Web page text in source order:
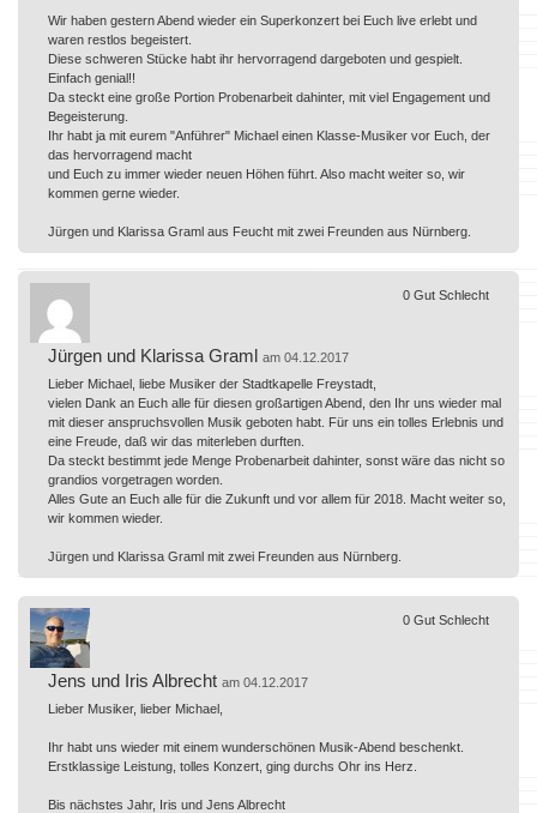
Wir haben gestern Abend wieder ein Superkonzert bei Euch live erlebt und
waren restlos begeistert.
Diese schweren Stücke habt ihr hervorragend dargeboten und gespielt.
Einfach genial!!
Da steckt eine große Portion Probenarbeit dahinter, mit viel Engagement und
Begeisterung.
Ihr habt ja mit eurem "Anführer" Michael einen Klasse-Musiker vor Euch, der
das hervorragend macht
und Euch zu immer wieder neuen Höhen führt. Also macht weiter so, wir
kommen gerne wieder.
Jürgen und Klarissa Graml aus Feucht mit zwei Freunden aus Nürnberg.
Jürgen und Klarissa Graml am 04.12.2017
Lieber Michael, liebe Musiker der Stadtkapelle Freystadt,
vielen Dank an Euch alle für diesen großartigen Abend, den Ihr uns wieder mal
mit dieser anspruchsvollen Musik geboten habt. Für uns ein tolles Erlebnis und
eine Freude, daß wir das miterleben durften.
Da steckt bestimmt jede Menge Probenarbeit dahinter, sonst wäre das nicht so
grandios vorgetragen worden.
Alles Gute an Euch alle für die Zukunft und vor allem für 2018. Macht weiter so,
wir kommen wieder.
Jürgen und Klarissa Graml mit zwei Freunden aus Nürnberg.
0 Gut Schlecht
Jens und Iris Albrecht am 04.12.2017
Lieber Musiker, lieber Michael,
Ihr habt uns wieder mit einem wunderschönen Musik-Abend beschenkt.
Erstklassige Leistung, tolles Konzert, ging durchs Ohr ins Herz.
Bis nächstes Jahr, Iris und Jens Albrecht
0 Gut Schlecht